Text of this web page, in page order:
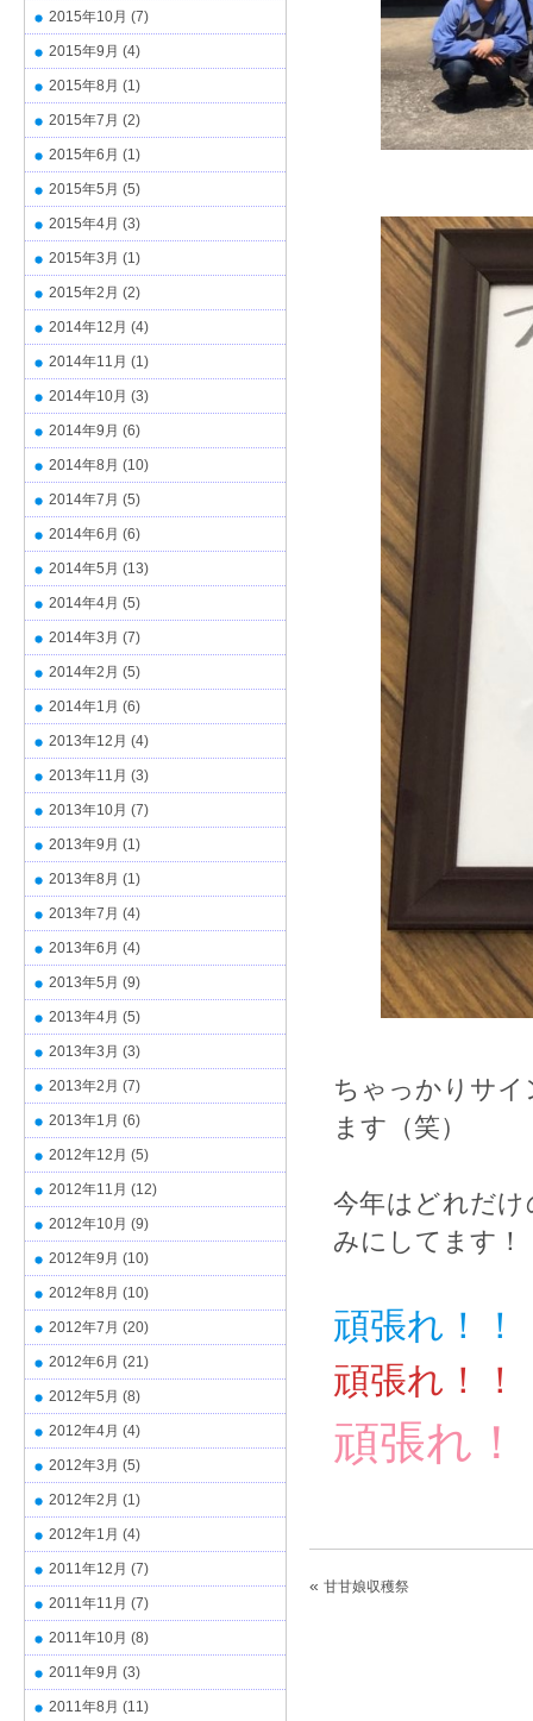
ちゃっかりサ
ます（笑）
今年はどれだ
みにしてます！
頑張れ！
頑張れ！
頑張れ
« 甘甘娘収穫祭
2015年10月 (7)
2015年9月 (4)
2015年8月 (1)
2015年7月 (2)
2015年6月 (1)
2015年5月 (5)
2015年4月 (3)
2015年3月 (1)
2015年2月 (2)
2014年12月 (4)
2014年11月 (1)
2014年10月 (3)
2014年9月 (6)
2014年8月 (10)
2014年7月 (5)
2014年6月 (6)
2014年5月 (13)
2014年4月 (5)
2014年3月 (7)
2014年2月 (5)
2014年1月 (6)
2013年12月 (4)
2013年11月 (3)
2013年10月 (7)
2013年9月 (1)
2013年8月 (1)
2013年7月 (4)
2013年6月 (4)
2013年5月 (9)
2013年4月 (5)
2013年3月 (3)
2013年2月 (7)
2013年1月 (6)
2012年12月 (5)
2012年11月 (12)
2012年10月 (9)
2012年9月 (10)
2012年8月 (10)
2012年7月 (20)
2012年6月 (21)
2012年5月 (8)
2012年4月 (4)
2012年3月 (5)
2012年2月 (1)
2012年1月 (4)
2011年12月 (7)
2011年11月 (7)
2011年10月 (8)
2011年9月 (3)
2011年8月 (11)